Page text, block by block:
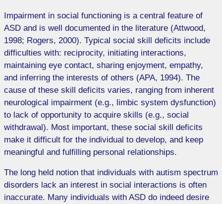
Impairment in social functioning is a central feature of
ASD and is well documented in the literature (Attwood,
1998; Rogers, 2000). Typical social skill deficits include
difficulties with: reciprocity, initiating interactions,
maintaining eye contact, sharing enjoyment, empathy,
and inferring the interests of others (APA, 1994). The
cause of these skill deficits varies, ranging from inherent
neurological impairment (e.g., limbic system dysfunction)
to lack of opportunity to acquire skills (e.g., social
withdrawal). Most important, these social skill deficits
make it difficult for the individual to develop, and keep
meaningful and fulfilling personal relationships.
The long held notion that individuals with autism spectrum
disorders lack an interest in social interactions is often
inaccurate. Many individuals with ASD do indeed desire